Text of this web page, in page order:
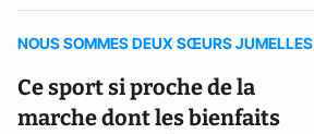
NOUS SOMMES DEUX SŒURS JUMELLES
Ce sport si proche de la
marche dont les bienfaits